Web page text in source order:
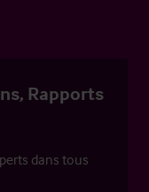
Rapports
dans tous